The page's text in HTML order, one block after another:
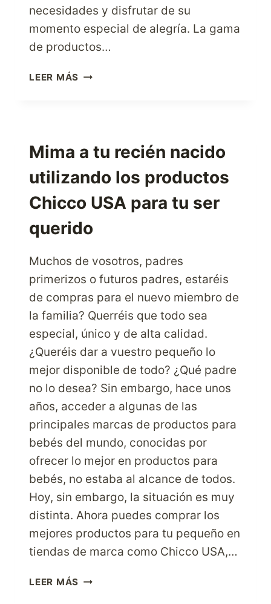
necesidades y disfrutar de su
momento especial de alegría. La gama
de productos…
LEER MÁS MIMA
LOS
MEJORES
PRODUCTOS
BABIESRUS
Mima a tu recién nacido
utilizando los productos
Chicco USA para tu ser
querido
Muchos de vosotros, padres
primerizos o futuros padres, estaréis
de compras para el nuevo miembro de
la familia? Querréis que todo sea
especial, único y de alta calidad.
¿Queréis dar a vuestro pequeño lo
mejor disponible de todo? ¿Qué padre
no lo desea? Sin embargo, hace unos
años, acceder a algunas de las
principales marcas de productos para
bebés del mundo, conocidas por
ofrecer lo mejor en productos para
bebés, no estaba al alcance de todos.
Hoy, sin embargo, la situación es muy
distinta. Ahora puedes comprar los
mejores productos para tu pequeño en
tiendas de marca como Chicco USA,…
LEER MÁS MIMA